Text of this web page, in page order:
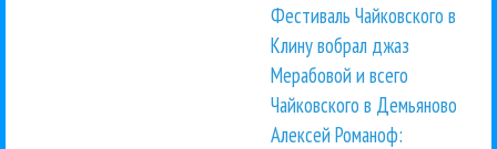
Фестиваль Чайковского в
Клину вобрал джаз
Мерабовой и всего
Чайковского в Демьяново
Алексей Романоф: